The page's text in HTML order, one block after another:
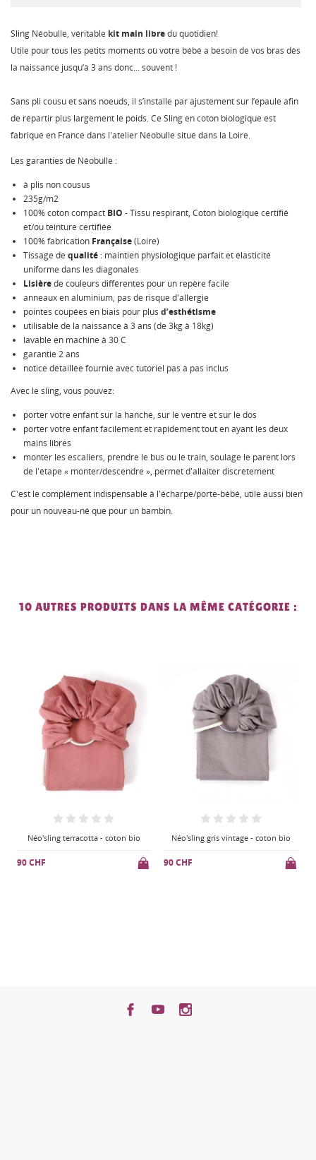
Sling Néobulle, véritable kit main libredu quotidien!
Utile pour tous les petits moments où votre bébé a besoin de vos bras dès
la naissance jusqu’à 3 ans donc... souvent !
Sans pli cousu et sans noeuds, il s’installe par ajustement sur l’épaule afin
de répartir plus largement le poids. Ce Sling en coton biologique est
fabriqué en France dans l'atelier Néobulle situé dans la Loire.
Les garanties de Néobulle :
à plis non cousus
235g/m2
100% coton compact BIO - Tissu respirant, Coton biologique certifié
et/ou teinture certifiée
100% fabrication Française(Loire)
Tissage de qualité : maintien physiologique parfait et élasticité
uniforme dans les diagonales
Lisièrede couleurs différentes pour un repère facile
anneaux en aluminium, pas de risque d'allergie
pointes coupées en biais pour plus d’esthétisme
utilisable de la naissance à 3 ans (de 3kg à 18kg)
lavable en machine à 30 C
garantie 2 ans
notice détaillée fournie avec tutoriel pas à pas inclus
Avec le sling, vous pouvez:
porter votre enfant sur la hanche, sur le ventre et sur le dos
porter votre enfant facilement et rapidement tout en ayant les deux
mains libres
monter les escaliers, prendre le bus ou le train, soulage le parent lors
de l'étape « monter/descendre », permet d'allaiter discrètement
C'est le complément indispensable à l'écharpe/porte-bébé, utile aussi bien
pour un nouveau-né que pour un bambin.
10 AUTRES PRODUITS DANS LA MÊME CATÉGORIE :
Néo'sling gris vintage - coton bio
90 CHF
Néo'sling Ginkgo Rose, coton bio
105 CHF